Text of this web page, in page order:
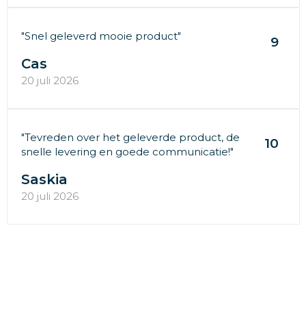
"Snel geleverd mooie product" 9
Cas
20 juli 2026
"Tevreden over het geleverde product, de
snelle levering en goede communicatie!"
10
Saskia
20 juli 2026